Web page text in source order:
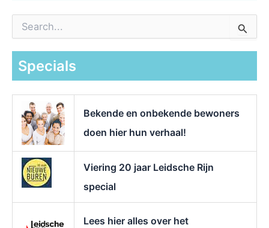
a
Specials
Bekende en onbekende bewoners
doen hier hun verhaal!
Viering 20 jaar Leidsche Rijn
special
Lees hier alles over het